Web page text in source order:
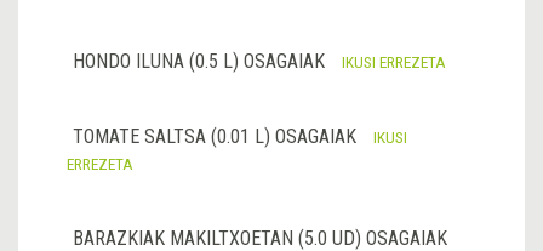
HONDO ILUNA (0.5 L) OSAGAIAK IKUSI ERREZETA
TOMATE SALTSA (0.01 L) OSAGAIAK
IKUSI
ERREZETA
BARAZKIAK MAKILTXOETAN (5.0 UD) OSAGAIAK